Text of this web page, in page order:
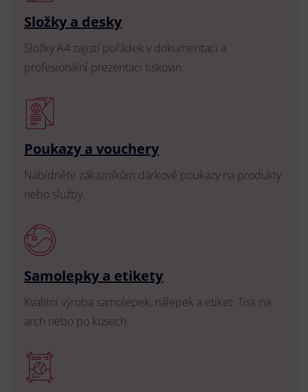
Složky a desky
Složky A4 zajistí pořádek v dokumentaci a
profesionální prezentaci tiskovin.
Poukazy a vouchery
Nabídněte zákazníkům dárkové poukazy na produkty
nebo služby.
Samolepky a etikety
Kvalitní výroba samolepek, nálepek a etiket. Tisk na
arch nebo po kusech.